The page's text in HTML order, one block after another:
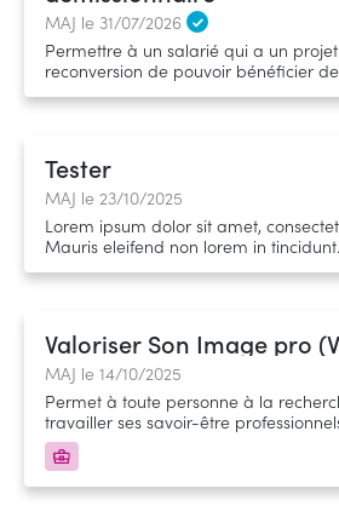
MAJ le 31/07/2026
Permettre à un salarié qui a un
reconversion de pouvoir bénéficier
au Retour à l'Emploi&nbsp;- ARE
Tester
MAJ le 23/10/2025
Lorem ipsum dolor sit amet,
Mauris eleifend non lorem in
mauris. Curabitur tincidunt diam
tempus nulla, sed congue ante.
risus porttitor eleifend. Lorem ipsum
consectetur adipiscing elit. Sed vel
Pellentesque eget eros ac libero
Maecenas maximus lorem vitae
malesuada fringilla risus, iaculis
sed. Ut id ligula id enim efficitur
viverra dictum pellentesque ut, varius
ex leo.
Valoriser Son Image pro
MAJ le 14/10/2025
Permet à toute personne à la
travailler ses savoir-être
d’accès à l’emploi, notamment pour
d’embauche.